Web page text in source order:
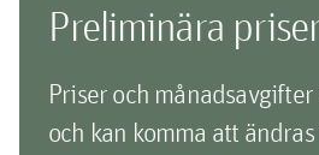
Preliminära priser
Priser och
och kan komma att